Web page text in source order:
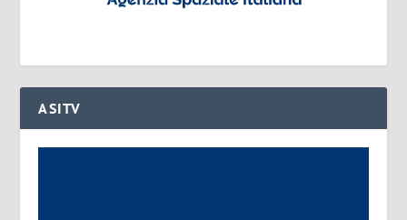
ASITV